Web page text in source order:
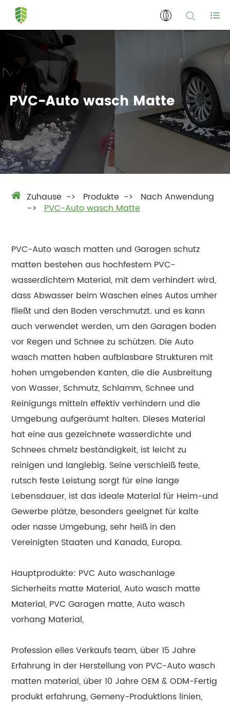
PVC-Auto wasch Matte
Zuhause Produkte
Nach Anwendung
PVC-Auto wasch Matte
PVC-Auto wasch matten und Garagen schutz
matten bestehen aus hochfestem PVC-
wasserdichtem Material, mit dem verhindert wird,
dass Abwasser beim Waschen eines Autos umher
fließt und den Boden verschmutzt. und es kann
auch verwendet werden, um den Garagen boden
vor Regen und Schnee zu schützen. Die Auto
wasch matten haben aufblasbare Strukturen mit
hohen umgebenden Kanten, die die Ausbreitung
von Wasser, Schmutz, Schlamm, Schnee und
Reinigungs mitteln effektiv verhindern und die
Umgebung aufgeräumt halten. Dieses Material
hat eine aus gezeichnete wasserdichte und
Schnees chmelz beständigkeit, ist leicht zu
reinigen und langlebig. Seine verschleiß feste,
rutsch feste Leistung sorgt für eine lange
Lebensdauer, ist das ideale Material für Heim-und
Gewerbe plätze, besonders geeignet für kalte
oder nasse Umgebung, sehr heiß in den
Vereinigten Staaten und Kanada, Europa.
Hauptprodukte: PVC Auto waschanlage
Sicherheits matte Material, Auto wasch matte
Material, PVC Garagen matte, Auto wasch
vorhang Material,
Profession elles Verkaufs team, über 15 Jahre
Erfahrung in der Herstellung von PVC-Auto wasch
matten material, über 10 Jahre OEM & ODM-Fertig
produkt erfahrung, Gemeny-Produktions linien,